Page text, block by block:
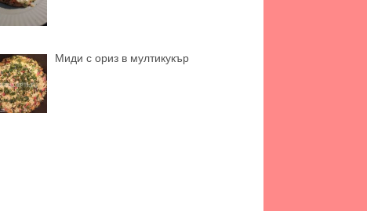
Миди с ориз в мултикукър